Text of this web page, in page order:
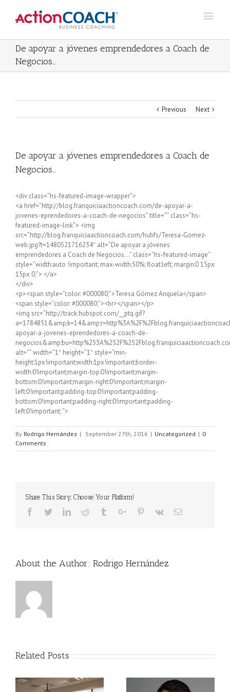
De apoyar a jóvenes emprendedores a Coach de
Negocios…
Previous Next
De apoyar a jóvenes emprendedores a Coach de
Negocios…
<div class=”hs-featured-image-wrapper”>
<a href=”http://blog.franquiciaactioncoach.com/de-apoyar-a-
jovenes-eprendedores-a-coach-de-negocios” title=”” class=”hs-
featured-image-link”> <img
src=”http://blog.franquiciaactioncoach.com/hubfs/Teresa-Gomez-
web.jpg?t=1480521716234″ alt=”De apoyar a jóvenes
emprendedores a Coach de Negocios…” class=”hs-featured-image”
style=”width:auto !important; max-width:50%; float:left; margin:0 15px
15px 0;”> </a>
</div>
<p><span style=”color: #000080;”>Teresa Gómez Anquela</span>
<span style=”color: #000080;”><br></span></p>
<img src=”http://track.hubspot.com/__ptq.gif?
apoyar-a-jovenes-eprendedores-a-coach-de-
alt=”” width=”1″ height=”1″ style=”min-
height:1px!important;width:1px!important;border-
width:0!important;margin-top:0!important;margin-
bottom:0!important;margin-right:0!important;margin-
left:0!important;padding-top:0!important;padding-
bottom:0!important;padding-right:0!important;padding-
left:0!important; “>
By Rodrigo Hernández | September 27th, 2016 | Uncategorized | 0
Comments
Share This Story, Choose Your Platform!
Facebook
TwitterLinkedinReddit TumblrGoogle+Pinterest
Vk Email
About the Author: Rodrigo Hernández
Related Posts